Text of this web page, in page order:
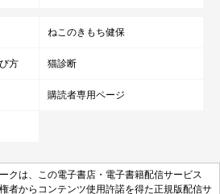
ねこのきもち健保
方 猫診断
購読者専用ページ
クは、この電子書店・電子書籍配信サービス
者からコンテンツ使用許諾を得た正規版配信サ